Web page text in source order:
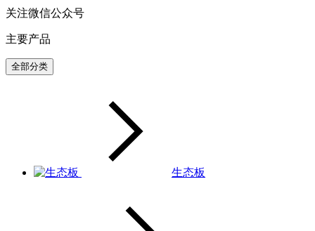
关注微信公众号
主要产品
全部分类
生态板